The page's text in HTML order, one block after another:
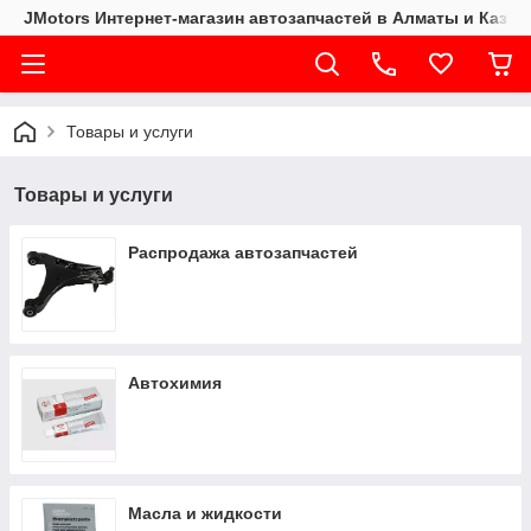
JMotors Интернет-магазин автозапчастей в Алматы и
Товары и услуги
Товары и услуги
Распродажа автозапчастей
Автохимия
Масла и жидкости